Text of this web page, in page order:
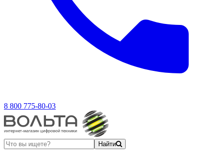
8 800 775-80-03
Найти